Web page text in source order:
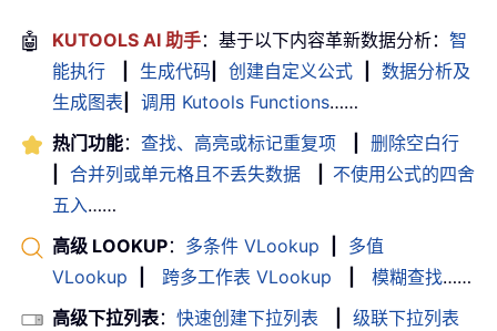
🤖 KUTOOLS AI 助手：基于以下内容革新数据分析： 智
能执行
生成代码 创建自定义公式
数据分析及
生成图表
调用 Kutools Functions……
热门功能： 查找、高亮或标记重复项
删除空白行
合并列或单元格且不丢失数据
不使用公式的四舍
五入……
高级 LOOKUP： 多条件 VLookup
多值
VLookup
跨多工作表 VLookup 模糊查找……
高级下拉列表： 快速创建下拉列表
级联下拉列表